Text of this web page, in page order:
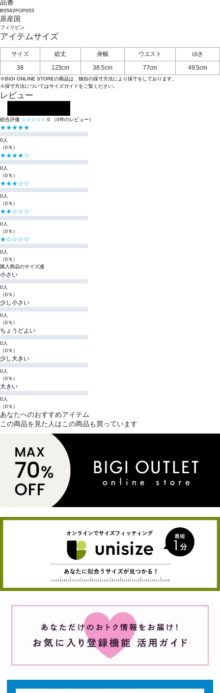
品番
B5562FOP055
原産国
フィリピン
アイテムサイズ
サイズ 総丈 身幅 ウエスト
ゆき
38
123cm 38.5cm 77cm 49.5cm
※BIGI ONLINE STOREの商品は、独自の採寸方法により採寸をしております。
※採寸方法についてはサイズガイドをご覧ください。
レビュー
総合評価 ☆☆☆☆☆ 0 （0件のレビュー）
★★★★★
0人
（0％）
★★★★☆
0人
（0％）
★★★☆☆
0人
（0％）
★★☆☆☆
0人
（0％）
★☆☆☆☆
0人
（0％）
購入商品のサイズ感
小さい
0人
（0％）
少し小さい
0人
（0％）
ちょうどよい
0人
（0％）
少し大きい
0人
（0％）
大きい
0人
（0％）
あなたへのおすすめアイテム
この商品を見た人はこの商品も買っています